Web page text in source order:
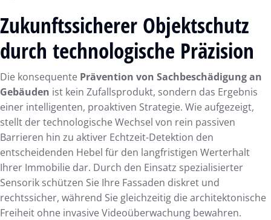
Zukunftssicherer Objektschutz
durch technologische Präzision
Die konsequente Prävention von Sachbeschädigung an
Gebäuden ist kein Zufallsprodukt, sondern das Ergebnis
einer intelligenten, proaktiven Strategie. Wie aufgezeigt,
stellt der technologische Wechsel von rein passiven
Barrieren hin zu aktiver Echtzeit-Detektion den
entscheidenden Hebel für den langfristigen Werterhalt
Ihrer Immobilie dar. Durch den Einsatz spezialisierter
Sensorik schützen Sie Ihre Fassaden diskret und
rechtssicher, während Sie gleichzeitig die architektonische
Freiheit ohne invasive Videoüberwachung bewahren.